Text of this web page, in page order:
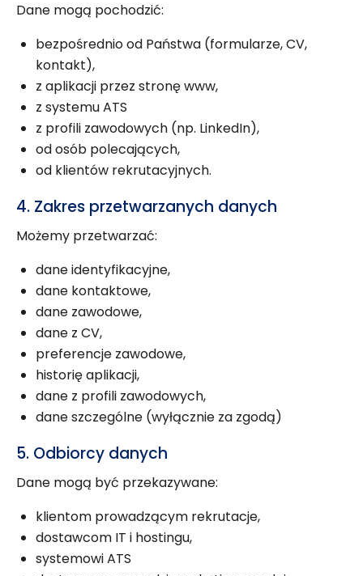
Dane mogą pochodzić:
bezpośrednio od Państwa (formularze, CV,
kontakt),
z aplikacji przez stronę www,
z systemu ATS
z profili zawodowych (np. LinkedIn),
od osób polecających,
od klientów rekrutacyjnych.
4. Zakres przetwarzanych danych
Możemy przetwarzać:
dane identyfikacyjne,
dane kontaktowe,
dane zawodowe,
dane z CV,
preferencje zawodowe,
historię aplikacji,
dane z profili zawodowych,
dane szczególne (wyłącznie za zgodą)
5. Odbiorcy danych
Dane mogą być przekazywane:
klientom prowadzącym rekrutacje,
dostawcom IT i hostingu,
systemowi ATS